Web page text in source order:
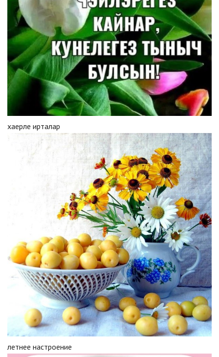
хаерле ирталар
летнее настроение